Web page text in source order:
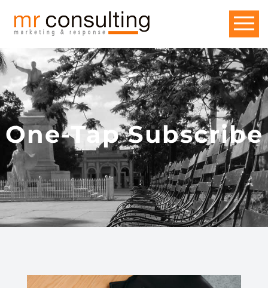
One-Tap Subscribe